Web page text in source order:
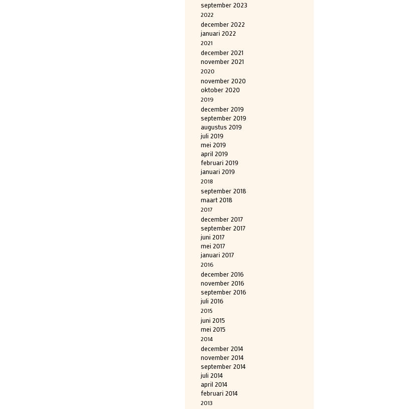
september 2023
2022
december 2022
januari 2022
2021
december 2021
november 2021
2020
november 2020
oktober 2020
2019
december 2019
september 2019
augustus 2019
juli 2019
mei 2019
april 2019
februari 2019
januari 2019
2018
september 2018
maart 2018
2017
december 2017
september 2017
juni 2017
mei 2017
januari 2017
2016
december 2016
november 2016
september 2016
juli 2016
2015
juni 2015
mei 2015
2014
december 2014
november 2014
september 2014
juli 2014
april 2014
februari 2014
2013